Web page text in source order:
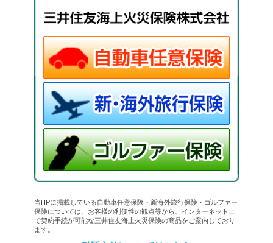
当HPに掲載している自動車任意保険・新海外旅行保険・ゴルファー
保険については、お客様の利便性の観点等から、インターネット上
で契約手続が可能な三井住友海上火災保険の商品をご案内しており
ます。